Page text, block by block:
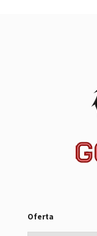
Oferta